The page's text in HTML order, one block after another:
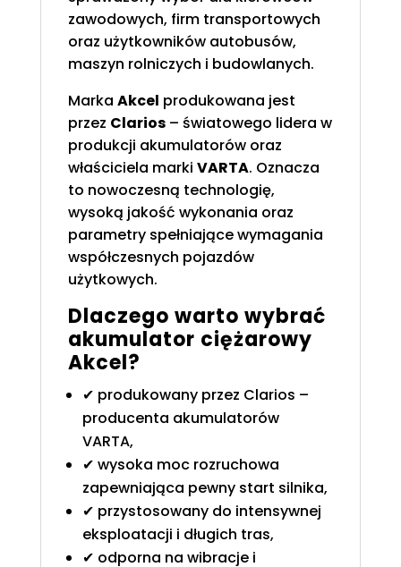
zawodowych, firm transportowych
oraz użytkowników autobusów,
maszyn rolniczych i budowlanych.
Marka Akcel produkowana jest
przez Clarios– światowego lidera w
produkcji akumulatorów oraz
właściciela marki VARTA. Oznacza
to nowoczesną technologię,
wysoką jakość wykonania oraz
parametry spełniające wymagania
współczesnych pojazdów
użytkowych.
Dlaczego warto wybrać
akumulator ciężarowy
Akcel?
✔ produkowany przez Clarios –
producenta akumulatorów
VARTA,
✔ wysoka moc rozruchowa
zapewniająca pewny start silnika,
✔ przystosowany do intensywnej
eksploatacji i długich tras,
✔ odporna na wibracje i